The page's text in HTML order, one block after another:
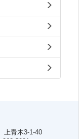
上青木3-1-40